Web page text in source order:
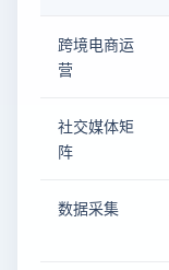
跨境电商运
营
社交媒体矩
阵
数据采集